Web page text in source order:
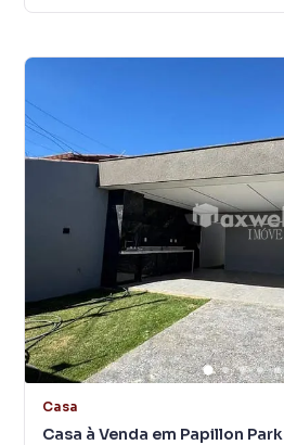
Casa
Casa à Venda em Papillon Park